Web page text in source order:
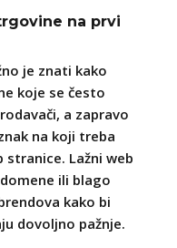
na prvi
je znati kako
koje se često
a zapravo
na koji treba
Lažni web
ili blago
kako bi
dovoljno pažnje.